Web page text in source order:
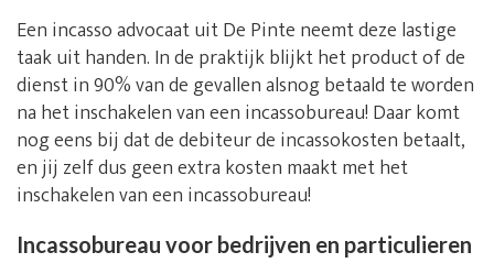
Een incasso advocaat uit De Pinte neemt deze lastige
taak uit handen. In de praktijk blijkt het product of de
dienst in 90% van de gevallen alsnog betaald te worden
na het inschakelen van een incassobureau! Daar komt
nog eens bij dat de debiteur de incassokosten betaalt,
en jij zelf dus geen extra kosten maakt met het
inschakelen van een incassobureau!
Incassobureau voor bedrijven en particulieren